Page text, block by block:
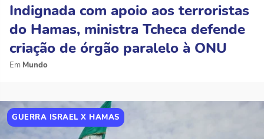
Indignada com apoio aos terroristas
do Hamas, ministra Tcheca defende
criação de órgão paralelo à ONU
Mundo
GUERRA ISRAEL X HAMAS